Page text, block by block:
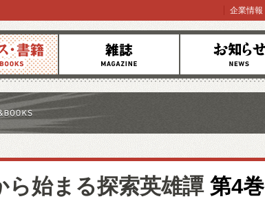
雑誌 お知らせ
企業情報
ら始まる探索英雄譚第4巻